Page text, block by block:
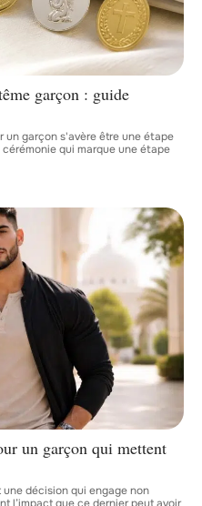
garçon : guide
un garçon s'avère être une étape
qui marque une étape
un garçon qui mettent
décision qui engage non